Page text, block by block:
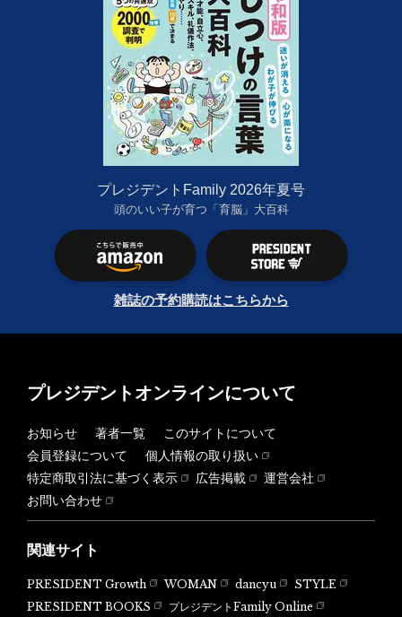
プレジデントFamily 2026年夏号
頭のいい子が育つ「育脳」大百科
雑誌の予約購読はこちらから
プレジデントオンラインについて
お知らせ 著者一覧
このサイトについて
会員登録について
個人情報の取り扱い
特定商取引法に基づく表示
広告掲載
運営会社
お問い合わせ
関連サイト
PRESIDENT Growth WOMAN dancyu
STYLE
PRESIDENT BOOKS
プレジデントFamily Online